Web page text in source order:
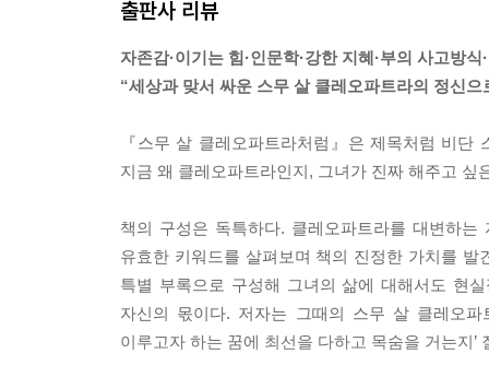
하지만 분명한 것은 절세 미녀가 아니면 거들떠
생은 물론이고 목숨까지도 걸겠다는 결심을 했다
---「불가능을 이겨내는 힘」중에서
고대 이집트의 궁정 사회는 오늘날 한국 사회와
면 즉시 사회적 사망 선고가 내려지는 것을 보면
다.
클레오파트라는 이렇게 조언한다.
“바보들이 활개 치는 판은 바보들에게 내주어라.
판을 짜고, 그 판의 주인이 되어라.”
생각해보면 성공한 여자들은 하나같이 클레오파
출판사 리뷰
자존감·이기는 힘·인문학·강한 지혜·부의 사고방
“세상과 맞서 싸운 스무 살 클레오파트라의 정신으
『스무 살 클레오파트라처럼』은 제목처럼 비
지금 왜 클레오파트라인지, 그녀가 진짜 해주고
책의 구성은 독특하다. 클레오파트라를 대변하는
유효한 키워드를 살펴보며 책의 진정한 가치를
특별 부록으로 구성해 그녀의 삶에 대해서도 현
자신의 몫이다. 저자는 그때의 스무 살 클레오
이루고자 하는 꿈에 최선을 다하고 목숨을 거는지